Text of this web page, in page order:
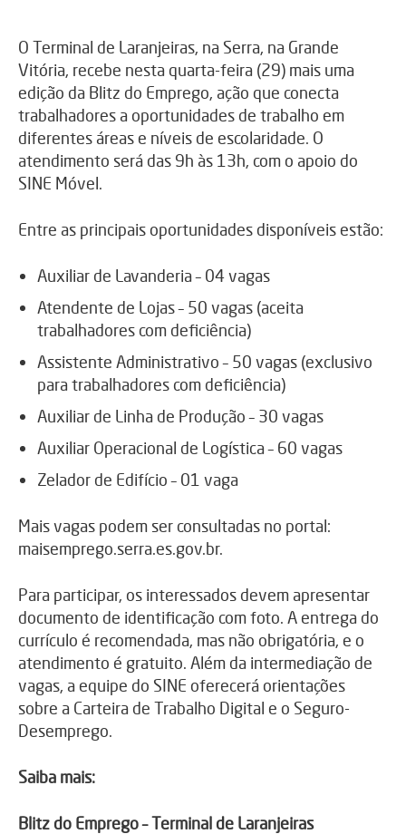
O Terminal de Laranjeiras, na Serra, na Grande
Vitória, recebe nesta quarta-feira (29) mais uma
edição da Blitz do Emprego, ação que conecta
trabalhadores a oportunidades de trabalho em
diferentes áreas e níveis de escolaridade. O
atendimento será das 9h às 13h, com o apoio do
SINE Móvel.
Entre as principais oportunidades disponíveis estão:
Auxiliar de Lavanderia – 04 vagas
Atendente de Lojas – 50 vagas (aceita
trabalhadores com deficiência)
Assistente Administrativo – 50 vagas (exclusivo
para trabalhadores com deficiência)
Auxiliar de Linha de Produção – 30 vagas
Auxiliar Operacional de Logística – 60 vagas
Zelador de Edifício – 01 vaga
Mais vagas podem ser consultadas no portal:
maisemprego.serra.es.gov.br.
Para participar, os interessados devem apresentar
documento de identificação com foto. A entrega do
currículo é recomendada, mas não obrigatória, e o
atendimento é gratuito. Além da intermediação de
vagas, a equipe do SINE oferecerá orientações
sobre a Carteira de Trabalho Digital e o Seguro-
Desemprego.
Saiba mais:
Blitz do Emprego – Terminal de Laranjeiras